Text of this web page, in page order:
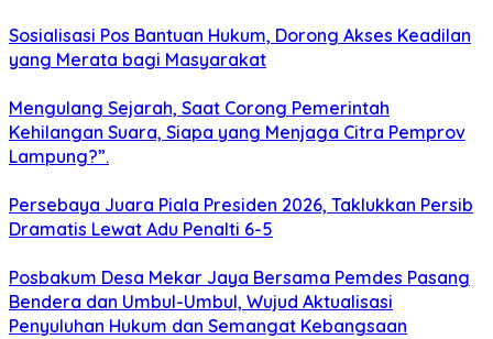
Sosialisasi Pos Bantuan Hukum, Dorong Akses Keadilan
yang Merata bagi Masyarakat
Mengulang Sejarah, Saat Corong Pemerintah
Kehilangan Suara, Siapa yang Menjaga Citra Pemprov
Lampung?”.
Persebaya Juara Piala Presiden 2026, Taklukkan Persib
Dramatis Lewat Adu Penalti 6-5
Posbakum Desa Mekar Jaya Bersama Pemdes Pasang
Bendera dan Umbul-Umbul, Wujud Aktualisasi
Penyuluhan Hukum dan Semangat Kebangsaan